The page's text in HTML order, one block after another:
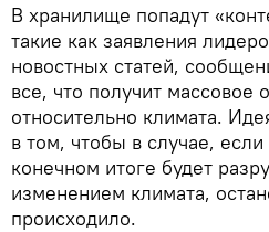
В хранилище попадут
такие как заявления
новостных статей,
все, что получит массовое
относительно климата.
в том, чтобы в случае,
конечном итоге будет
изменением климата,
происходило.